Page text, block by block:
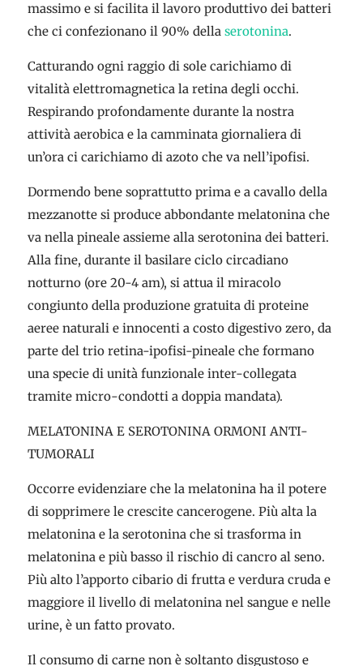
massimo e si facilita il lavoro produttivo dei batteri
che ci confezionano il 90% della serotonina.
Catturando ogni raggio di sole carichiamo di
vitalità elettromagnetica la retina degli occhi.
Respirando profondamente durante la nostra
attività aerobica e la camminata giornaliera di
un’ora ci carichiamo di azoto che va nell’ipofisi.
Dormendo bene soprattutto prima e a cavallo della
mezzanotte si produce abbondante melatonina che
va nella pineale assieme alla serotonina dei batteri.
Alla fine, durante il basilare ciclo circadiano
notturno (ore 20-4 am), si attua il miracolo
congiunto della produzione gratuita di proteine
aeree naturali e innocenti a costo digestivo zero, da
parte del trio retina-ipofisi-pineale che formano
una specie di unità funzionale inter-collegata
tramite micro-condotti a doppia mandata).
MELATONINA E SEROTONINA ORMONI ANTI-
TUMORALI
Occorre evidenziare che la melatonina ha il potere
di sopprimere le crescite cancerogene. Più alta la
melatonina e la serotonina che si trasforma in
melatonina e più basso il rischio di cancro al seno.
Più alto l’apporto cibario di frutta e verdura cruda e
maggiore il livello di melatonina nel sangue e nelle
urine, è un fatto provato.
Il consumo di carne non è soltanto disgustoso e